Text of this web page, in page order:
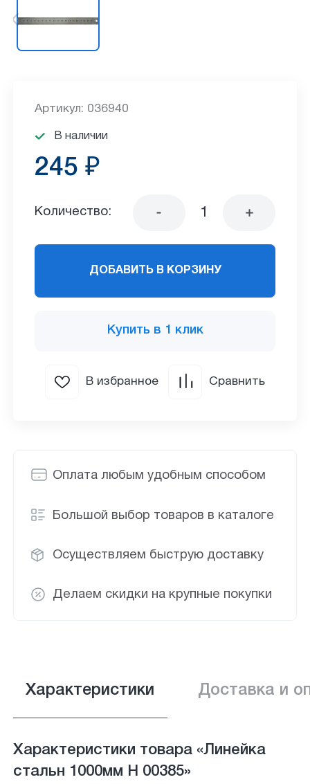
Оплата любым удобным способом
Большой выбор товаров в каталоге
Осуществляем быструю доставку
Делаем скидки на крупные покупки
Артикул: 036940
В наличии
245 ₽
Количество:
ДОБАВИТЬ В КОРЗИНУ
Купить в 1 клик
В избранное Сравнить
Характеристики Доставка и
Характеристики товара «Линейка
стальн 1000мм Н 00385»